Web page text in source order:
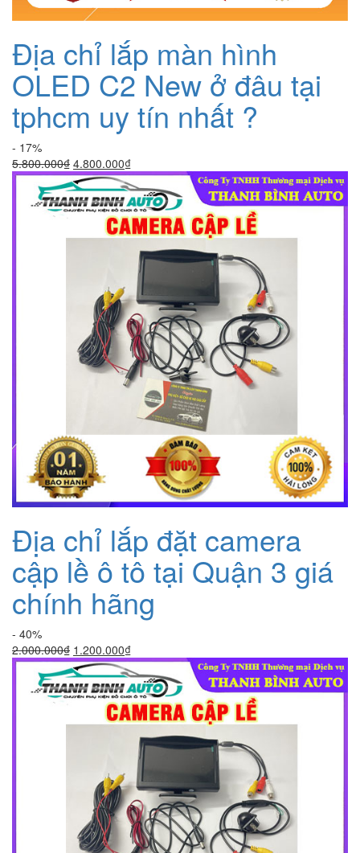
Địa chỉ lắp màn hình
OLED C2 New ở đâu tại
tphcm uy tín nhất ?
- 17%
5.800.000₫ Giá
gốc
là:
5.800.000₫.
4.800.000₫Giá
hiện
tại
là:
4.800.000₫.
Địa chỉ lắp đặt camera
cập lề ô tô tại Quận 3 giá
chính hãng
- 40%
2.000.000₫ Giá
gốc
là:
2.000.000₫.
1.200.000₫Giá
hiện
tại
là:
1.200.000₫.